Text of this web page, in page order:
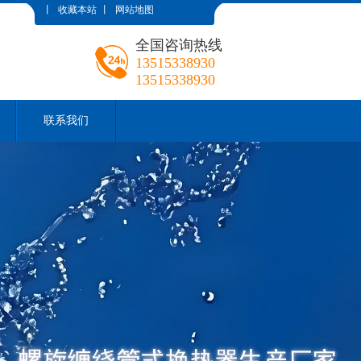
收藏本站 网站地图
全国咨询热线
13515338930
13515338930
联系我们